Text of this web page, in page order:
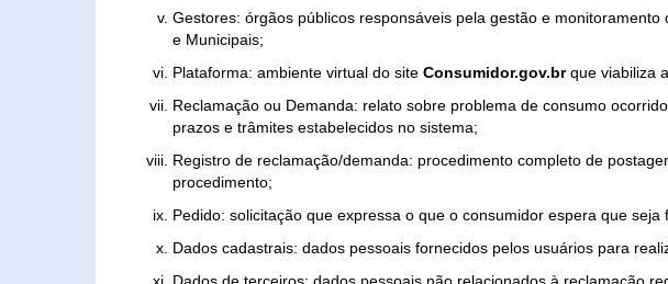
Gestores: órgãos públicos responsáveis pela gestão e monitoramento
e Municipais;
Plataforma: ambiente virtual do site Consumidor.gov.brque viabiliza
Reclamação ou Demanda: relato sobre problema de consumo
prazos e trâmites estabelecidos no sistema;
Registro de reclamação/demanda: procedimento completo de
procedimento;
Pedido: solicitação que expressa o que o consumidor espera que
Dados cadastrais: dados pessoais fornecidos pelos usuários para
Dados de terceiros: dados pessoais não relacionados à reclamação